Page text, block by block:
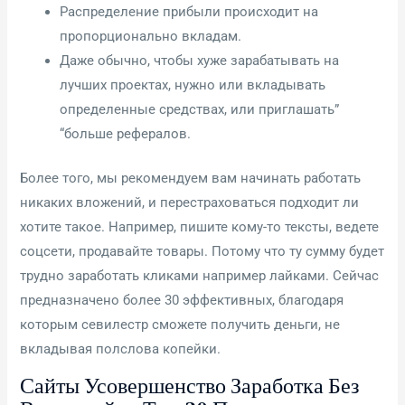
Распределение прибыли происходит на
пропорционально вкладам.
Даже обычно, чтобы хуже зарабатывать на
лучших проектах, нужно или вкладывать
определенные средствах, или приглашать”
“больше рефералов.
Более того, мы рекомендуем вам начинать работать
никаких вложений, и перестраховаться подходит ли
хотите такое. Например, пишите кому-то тексты, ведете
соцсети, продавайте товары. Потому что ту ​​сумму будет
трудно заработать кликами например лайками. Сейчас
предназначено более 30 эффективных, благодаря
которым севилестр сможете получить деньги, не
вкладывая полслова копейки.
Сайты Усовершенство Заработка Без